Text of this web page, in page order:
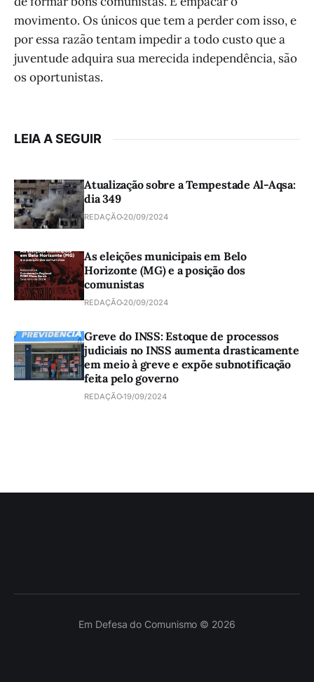
movimento. Os únicos que tem a perder com isso, e
por essa razão tentam impedir a todo custo que a
juventude adquira sua merecida independência, são
os oportunistas.
LEIA A SEGUIR
Atualização sobre a Tempestade Al-Aqsa:
dia 349
REDAÇÃO 20/09/2024
As eleições municipais em Belo
Horizonte (MG) e a posição dos
comunistas
REDAÇÃO 20/09/2024
Greve do INSS: Estoque de processos
judiciais no INSS aumenta drasticamente
em meio à greve e expõe subnotificação
feita pelo governo
REDAÇÃO19/09/2024
Em Defesa do Comunismo © 2026